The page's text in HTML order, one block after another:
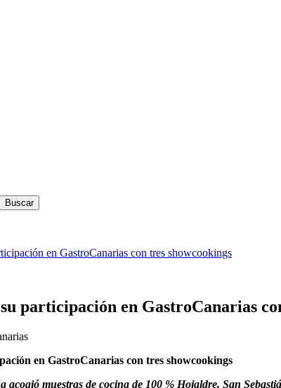
en GastroCanarias con tres showcookings
participación en GastroCanarias
en GastroCanarias con tres showcookings
acogió muestras de cocina de 100 % Hojaldre, San